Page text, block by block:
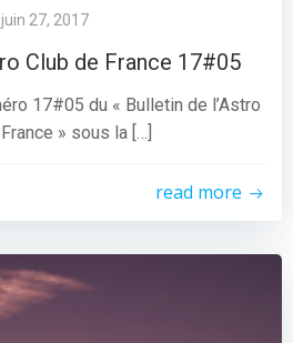
juin 27, 2017
Club de France 17#05
17#05 du « Bulletin de l’Astro
» sous la […]
read more